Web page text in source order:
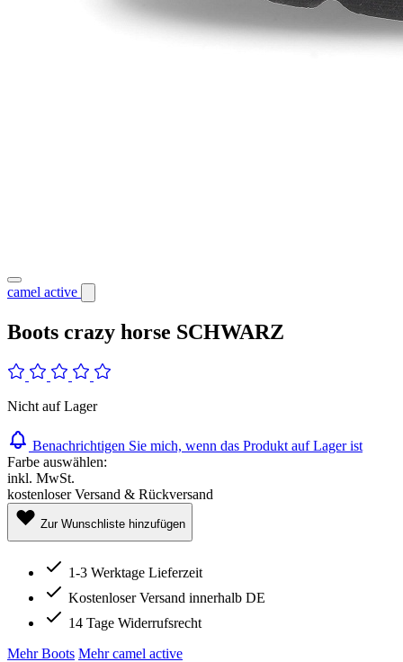
camel active
Boots crazy horse SCHWARZ
Nicht auf Lager
Benachrichtigen Sie mich, wenn das Produkt auf Lager ist
Farbe auswählen:
inkl. MwSt.
kostenloser Versand & Rückversand
Zur Wunschliste hinzufügen
1-3 Werktage Lieferzeit
Kostenloser Versand innerhalb DE
14 Tage Widerrufsrecht
Mehr Boots Mehr camel active